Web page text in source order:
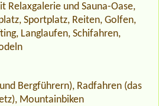
Relaxgalerie und Sauna-Oase,
Sportplatz, Reiten, Golfen,
Langlaufen, Schifahren,
Bergführern), Radfahren (das
Mountainbiken